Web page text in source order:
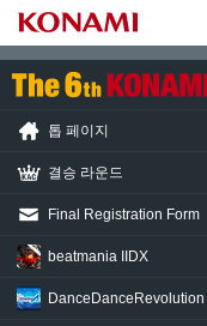
톱 페이지
결승 라운드
Final Registration Form
beatmania IIDX
DanceDance Revolution